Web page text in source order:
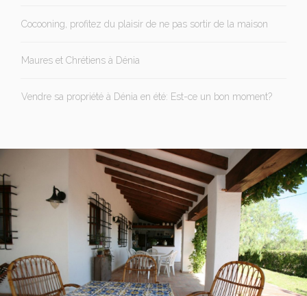
Cocooning, profitez du plaisir de ne pas sortir de la maison
Maures et Chrétiens à Dénia
Vendre sa propriété à Dénia en été: Est-ce un bon moment?